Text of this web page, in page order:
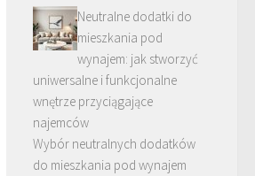
Neutralne dodatki do
mieszkania pod
wynajem: jak stworzyć
uniwersalne i funkcjonalne
wnętrze przyciągające
najemców
Wybór neutralnych dodatków
do mieszkania pod wynajem